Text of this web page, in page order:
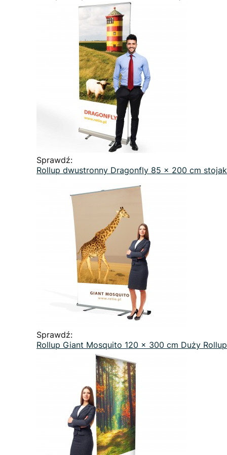
Sprawdź:
Rollup dwustronny Dragonfly 85 x 200 cm
Sprawdź:
Rollup Giant Mosquito 120 x 300 cm Duży